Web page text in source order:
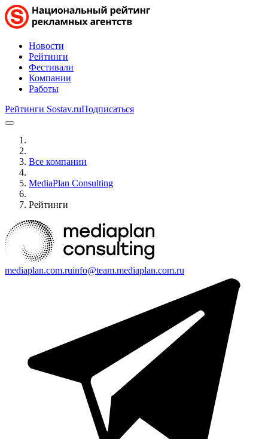
Новости
Рейтинги
Фестивали
Компании
Работы
Рейтинги Sostav.ruПодписаться
Все компании
MediaPlan Consulting
Рейтинги
mediaplan.com.ruinfo@team.mediaplan.com.ru